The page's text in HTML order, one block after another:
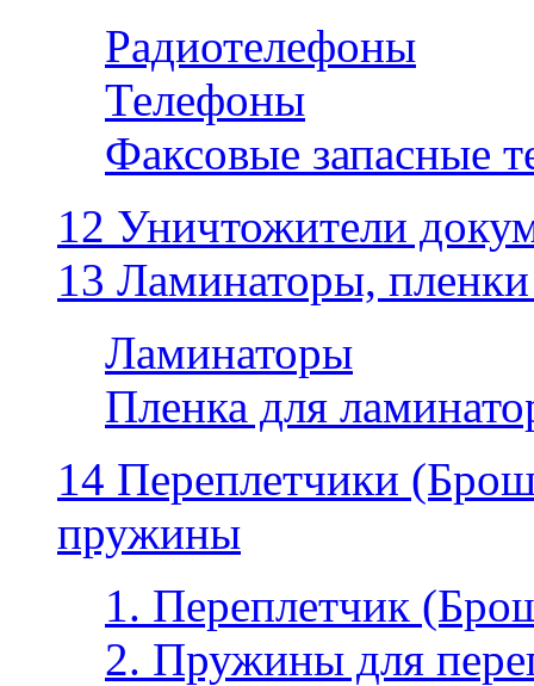
Радиотелефоны
Телефоны
Факсовые запасные
12 Уничтожители
13 Ламинаторы,
Ламинаторы
Пленка для
14 Переплетчики
пружины
1. Переплетчик
2. Пружины для